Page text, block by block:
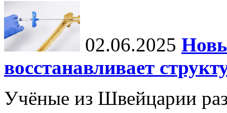
02.06.2025
восстанавливает
Учёные из Швейцарии